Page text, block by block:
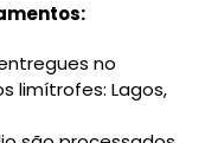
no
limítrofes: Lagos,